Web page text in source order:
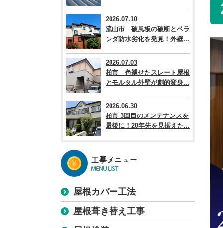
2026.07.10
流山市 破風板の破断とベラ
ンダ防水劣化を発見！外壁...
2026.07.03
柏市 色褪せたスレート屋根
とモルタル外壁が劇的変身...
2026.06.30
柏市 3回目のメンテナンスを
最後に！20年先を見据えた...
工事メニュー
MENU LIST
屋根カバー工法
屋根葺き替え工事